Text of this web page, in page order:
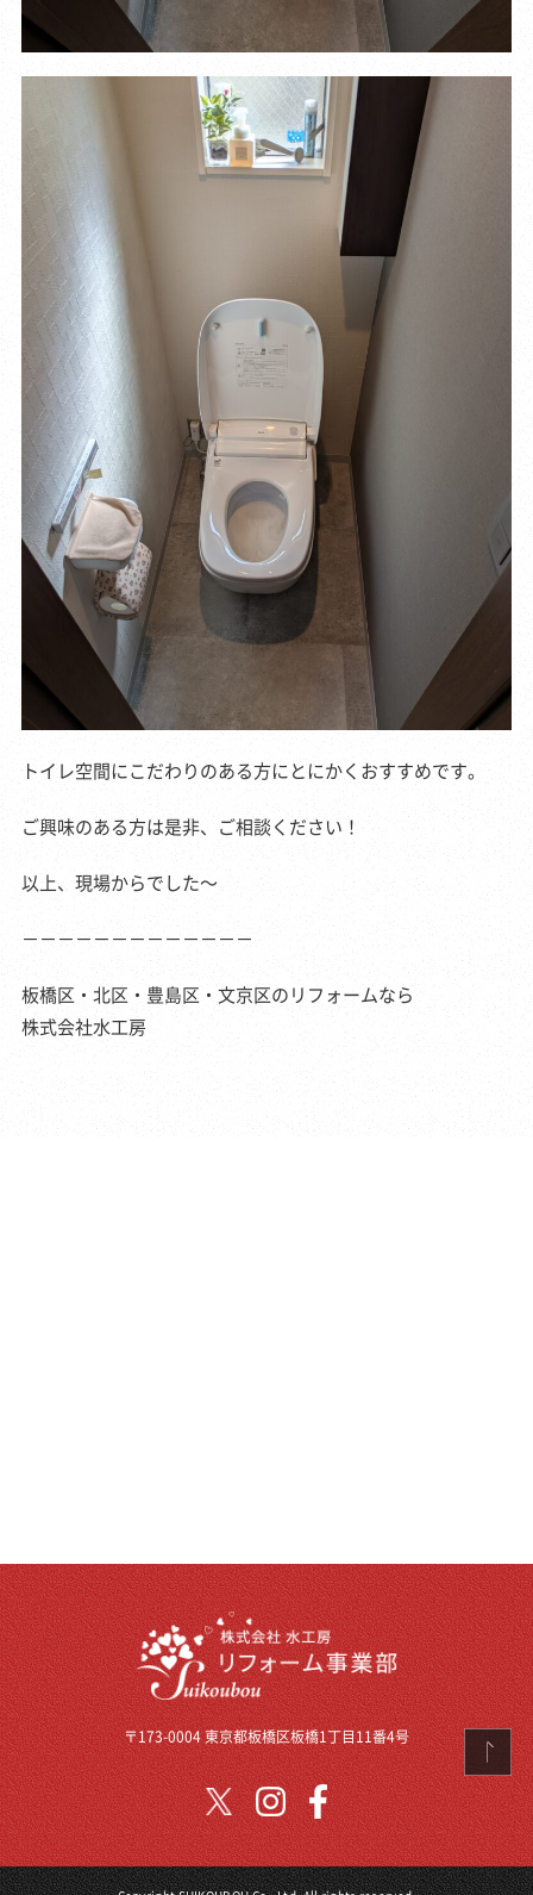
トイレ空間にこだわりのある方にとにかくおすすめです。
ご興味のある方は是非、ご相談ください！
以上、現場からでした～
－－－－－－－－－－－－－
板橋区・北区・豊島区・文京区のリフォームなら
株式会社水工房
〒173-0004 東京都板橋区板橋1丁目11番4号